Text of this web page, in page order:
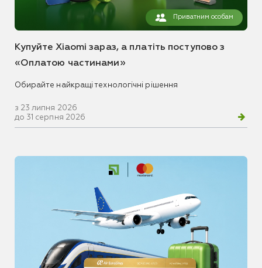
Приватним особам
Купуйте Xiaomi зараз, а платіть поступово з
«Оплатою частинами»
Обирайте найкращі технологічні рішення
з 23 липня 2026
до 31 серпня 2026